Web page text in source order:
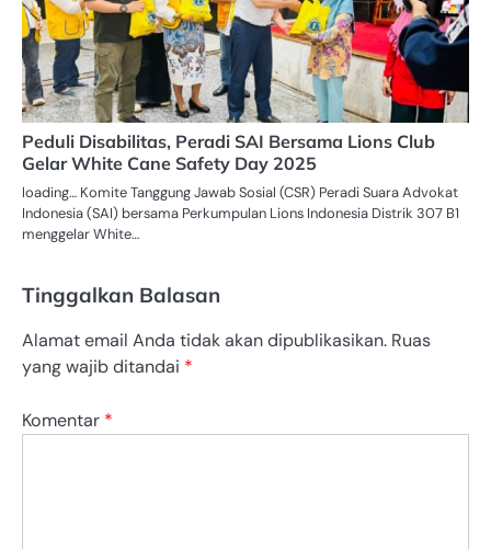
Peduli Disabilitas, Peradi SAI Bersama Lions Club
Gelar White Cane Safety Day 2025
loading… Komite Tanggung Jawab Sosial (CSR) Peradi Suara Advokat
Indonesia (SAI) bersama Perkumpulan Lions Indonesia Distrik 307 B1
menggelar White…
Tinggalkan Balasan
Alamat email Anda tidak akan dipublikasikan. Ruas
yang wajib ditandai *
Komentar *